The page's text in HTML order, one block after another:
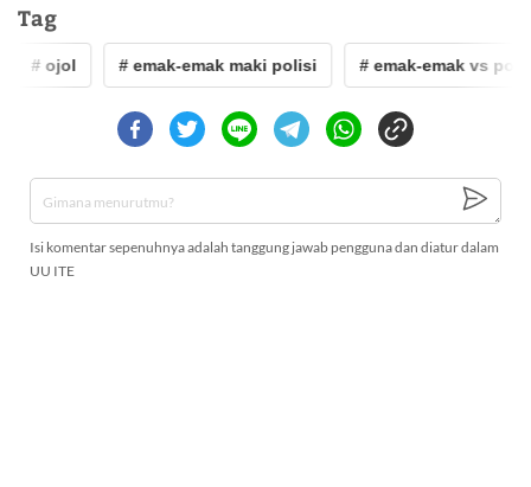
Tag
# ojol # emak-emak maki polisi # emak-emak vs
Isi komentar sepenuhnya adalah tanggung jawab pengguna dan diatur dalam
UU ITE